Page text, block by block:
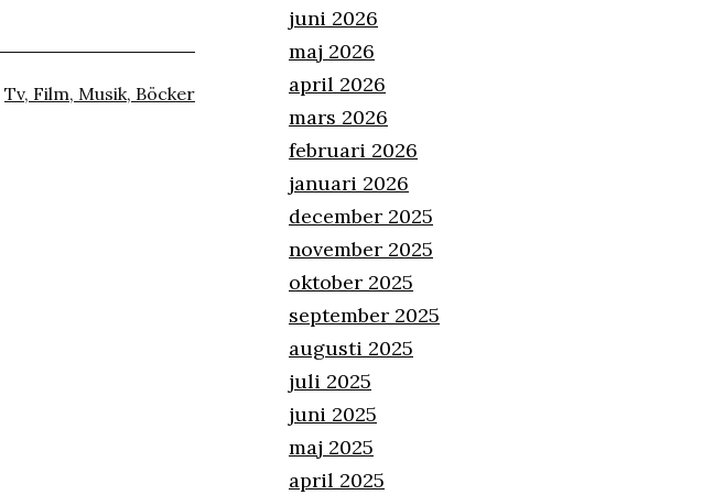
Kategoriserat
Tv, Film, Musik, Böcker
juni 2026
maj 2026
april 2026
mars 2026
februari 2026
januari 2026
december 2025
november 2025
oktober 2025
september 2025
augusti 2025
juli 2025
juni 2025
maj 2025
april 2025